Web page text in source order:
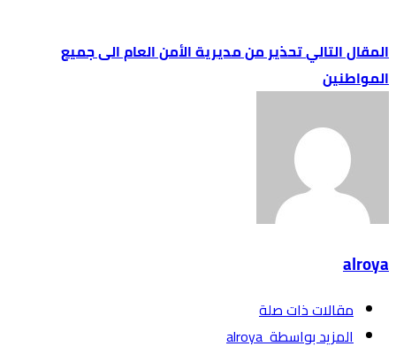
تحذير من مديرية الأمن العام الى جميع
المواطنين
alroya
‫مقالات ذات صلة‬
‫‫المزيد بواسطة‬ ‬ alroya